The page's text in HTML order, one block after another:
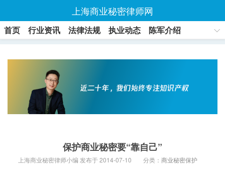
上海商业秘密律师网
首页 行业资讯 法律法规 执业动态
陈军介绍
保护商业秘密要“靠自己”
上海商业秘密律师小编 发布于 2014-07-10 分类： 商业秘密保护